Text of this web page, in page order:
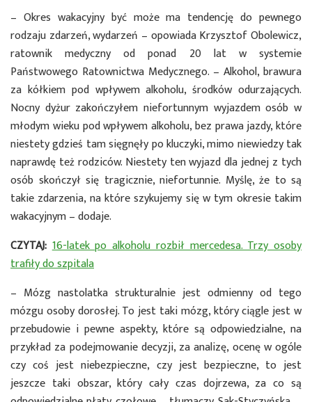
– Okres wakacyjny być może ma tendencję do pewnego
rodzaju zdarzeń, wydarzeń – opowiada Krzysztof Obolewicz,
ratownik medyczny od ponad 20 lat w systemie
Państwowego Ratownictwa Medycznego. – Alkohol, brawura
za kółkiem pod wpływem alkoholu, środków odurzających.
Nocny dyżur zakończyłem niefortunnym wyjazdem osób w
młodym wieku pod wpływem alkoholu, bez prawa jazdy, które
niestety gdzieś tam sięgnęły po kluczyki, mimo niewiedzy tak
naprawdę też rodziców. Niestety ten wyjazd dla jednej z tych
osób skończył się tragicznie, niefortunnie. Myślę, że to są
takie zdarzenia, na które szykujemy się w tym okresie takim
wakacyjnym – dodaje.
CZYTAJ: 16-latek po alkoholu rozbił mercedesa. Trzy osoby
trafiły do szpitala
– Mózg nastolatka strukturalnie jest odmienny od tego
mózgu osoby dorosłej. To jest taki mózg, który ciągle jest w
przebudowie i pewne aspekty, które są odpowiedzialne, na
przykład za podejmowanie decyzji, za analizę, ocenę w ogóle
czy coś jest niebezpieczne, czy jest bezpieczne, to jest
jeszcze taki obszar, który cały czas dojrzewa, za co są